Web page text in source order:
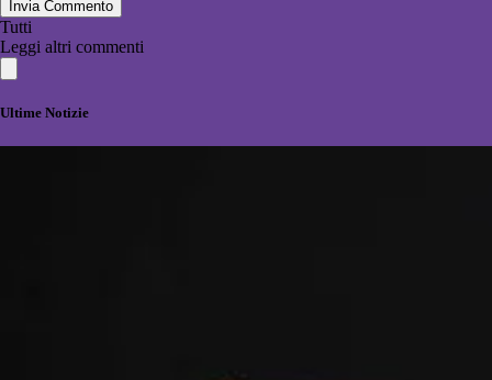
Invia Commento
Tutti
Leggi altri commenti
Ultime Notizie